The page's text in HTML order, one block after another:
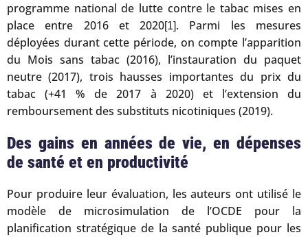
programme national de lutte contre le tabac mises en
place entre 2016 et 2020[1]. Parmi les mesures
déployées durant cette période, on compte l’apparition
du Mois sans tabac (2016), l’instauration du paquet
neutre (2017), trois hausses importantes du prix du
tabac (+41 % de 2017 à 2020) et l’extension du
remboursement des substituts nicotiniques (2019).
Des gains en années de vie, en dépenses
de santé et en productivité
Pour produire leur évaluation, les auteurs ont utilisé le
modèle de microsimulation de l’OCDE pour la
planification stratégique de la santé publique pour les